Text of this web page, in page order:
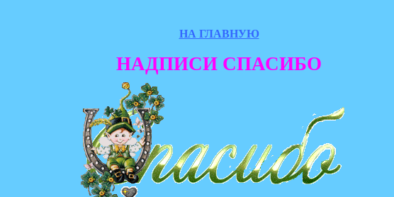
НА ГЛАВНУЮ
НАДПИСИ СПАСИБО